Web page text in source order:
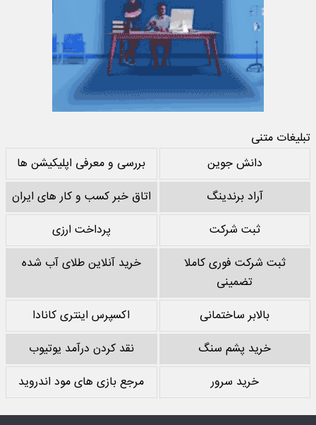
تبلیغات متنی
دانش جوین
بررسی و معرفی اپلیکیشن ها
آراد برندینگ
اتاق خبر کسب و کار های ایران
ثبت شرکت
پرداخت ارزی
ثبت شرکت فوری کاملا
تضمینی
خرید آنلاین طلای آب شده
بالابر ساختمانی
اکسپرس اینتری کانادا
خرید پشم سنگ
نقد کردن درآمد یوتیوب
خرید سرور
مرجع بازی های مود اندروید